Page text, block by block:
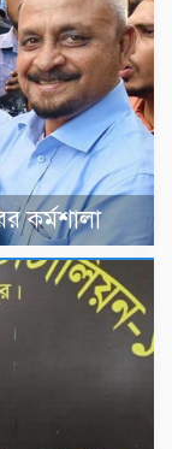
কর্মশালা